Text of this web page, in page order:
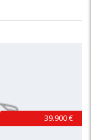
39.900 €